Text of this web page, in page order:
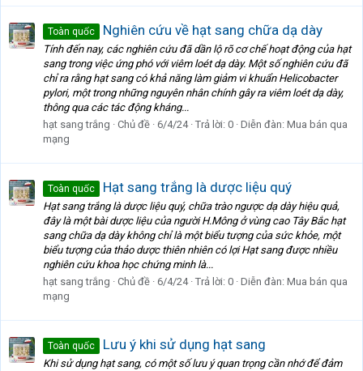
Toàn quốc Nghiên cứu về hạt sang chữa dạ dày
Tính đến nay, các nghiên cứu đã dần lộ rõ cơ chế hoạt động của hạt
sang trong việc ứng phó với viêm loét dạ dày. Một số nghiên cứu đã
chỉ ra rằng hạt sang có khả năng làm giảm vi khuẩn Helicobacter
pylori, một trong những nguyên nhân chính gây ra viêm loét dạ dày,
thông qua các tác động kháng...
hạt sang trắng
Chủ đề 6/4/24 Trả lời: 0 Diễn đàn: Mua bán qua
mạng
Toàn quốc Hạt sang trắng là dược liệu quý
Hạt sang trắng là dược liệu quý, chữa trào ngược dạ dày hiệu quả,
đây là một bài dược liệu của người H.Mông ở vùng cao Tây Bắc hạt
sang chữa dạ dày không chỉ là một biểu tượng của sức khỏe, một
biểu tượng của thảo dược thiên nhiên có lợi Hạt sang được nhiều
nghiên cứu khoa học chứng minh là...
hạt sang trắng
Chủ đề 6/4/24 Trả lời: 0 Diễn đàn: Mua bán qua
mạng
Toàn quốc Lưu ý khi sử dụng hạt sang
Khi sử dụng hạt sang, có một số lưu ý quan trọng cần nhớ để đảm